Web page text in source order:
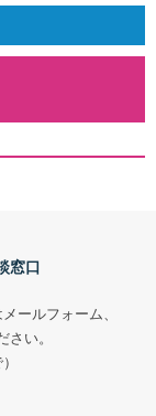
窓口
ールフォーム、
さい。